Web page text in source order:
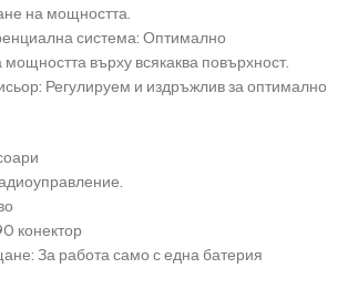
на мощността.
система: Оптимално
върху всякаква повърхност.
Регулируем и издръжлив за оптимално
конектор
За работа само с една батерия